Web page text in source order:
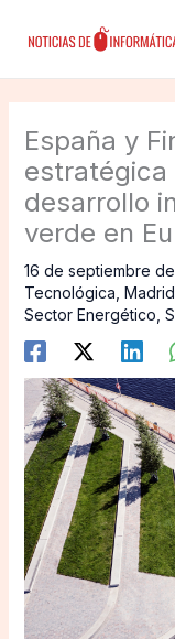
España y
estratégica
desarrollo
verde en
16 de septiembre
Tecnológica Madrid
Sector Energético